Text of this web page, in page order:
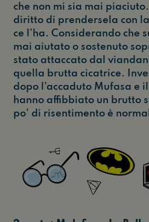
che non mi sia mai
diritto di prendersela con
ce l'ha. Considerando che
mai aiutato o sostenuto
stato attaccato dal
quella brutta cicatrice.
dopo l'accaduto Mufasa e
hanno affibbiato un brutto
po' di risentimento è